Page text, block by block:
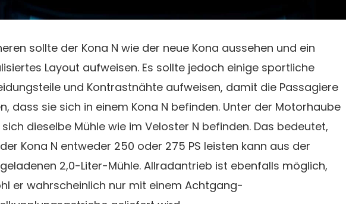
sollte der Kona N wie der neue Kona aussehen und ein
Layout aufweisen. Es sollte jedoch einige sportliche
und Kontrastnähte aufweisen, damit die Passagiere
dass sie sich in einem Kona N befinden. Unter der Motorhaube
dieselbe Mühle wie im Veloster N befinden. Das bedeutet,
Kona N entweder 250 oder 275 PS leisten kann aus der
2,0-Liter-Mühle. Allradantrieb ist ebenfalls möglich,
er wahrscheinlich nur mit einem Achtgang-